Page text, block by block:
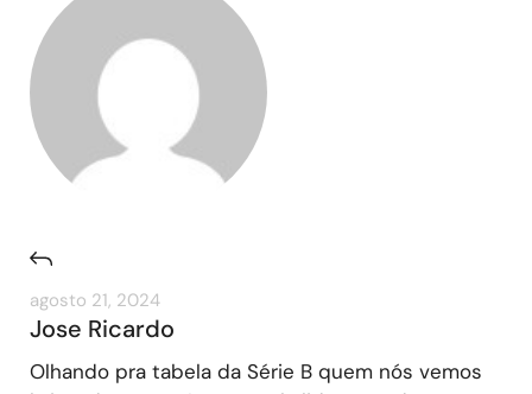
agosto 21, 2024
Jose Ricardo
Olhando pra tabela da Série B quem nós vemos